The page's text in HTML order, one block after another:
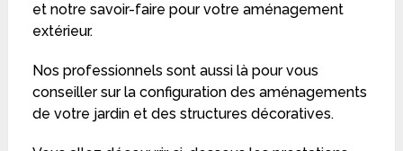
et notre savoir-faire pour votre aménagement
extérieur.
Nos professionnels sont aussi là pour vous
conseiller sur la configuration des aménagements
de votre jardin et des structures décoratives.